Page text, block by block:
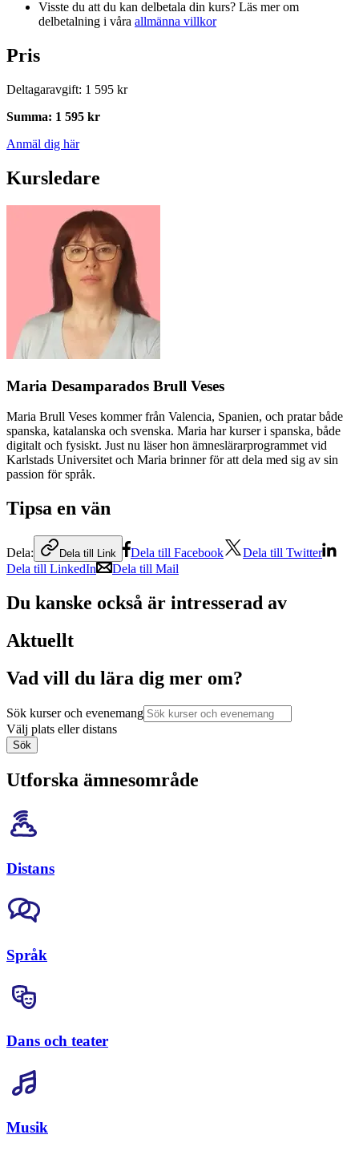
Visste du att du kan delbetala din kurs? Läs mer om
delbetalning i våra allmänna villkor
Pris
Deltagaravgift: 1 595 kr
Summa: 1 595 kr
Anmäl dig här
Kursledare
Maria Desamparados Brull Veses
Maria Brull Veses kommer från Valencia, Spanien, och pratar både
spanska, katalanska och svenska. Maria har kurser i spanska, både
digitalt och fysiskt. Just nu läser hon ämneslärarprogrammet vid
Karlstads Universitet och Maria brinner för att dela med sig av sin
passion för språk.
Tipsa en vän
Dela: Dela till Link Dela till Facebook
Dela till Twitter
Dela till LinkedIn
Dela till Mail
Du kanske också är intresserad av
Aktuellt
Vad vill du lära dig mer om?
Sök kurser och evenemang
Välj plats eller distans
Sök
Utforska ämnesområde
Distans
Språk
Dans och teater
Musik